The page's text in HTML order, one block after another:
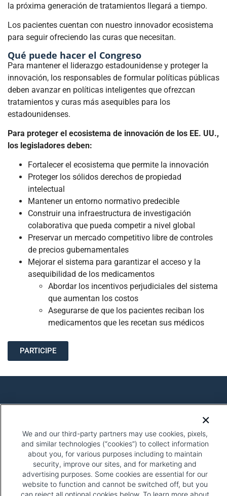
la próxima generación de tratamientos llegará a tiempo.
Los pacientes cuentan con nuestro innovador ecosistema
para seguir ofreciendo las curas que necesitan.
Qué puede hacer el Congreso
Para mantener el liderazgo estadounidense y proteger la
innovación, los responsables de formular políticas públicas
deben avanzar en políticas inteligentes que ofrezcan
tratamientos y curas más asequibles para los
estadounidenses.
Para proteger el ecosistema de innovación de los EE. UU.,
los legisladores deben:
Fortalecer el ecosistema que permite la innovación
Proteger los sólidos derechos de propiedad
intelectual
Mantener un entorno normativo predecible
Construir una infraestructura de investigación
colaborativa que pueda competir a nivel global
Preservar un mercado competitivo libre de controles
de precios gubernamentales
Mejorar el sistema para garantizar el acceso y la
asequibilidad de los medicamentos
Abordar los incentivos perjudiciales del sistema
que aumentan los costos
Asegurarse de que los pacientes reciban los
medicamentos que les recetan sus médicos
PARTICIPE
Política de Privacidad Términos de Uso Participe
We and our third-party partners may use cookies, pixels,
and similar technologies (“cookies”) to collect information
about you, for various purposes including to maintain
security, improve our sites, and for marketing and
advertising purposes. Some cookies are essential for our
website to function and cannot be switched off, but you
can reject all optional cookies below. To learn more about